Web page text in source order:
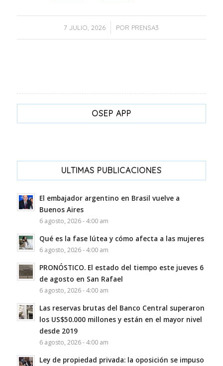
7 JULIO, 2026
/ POR PRENSA3
OSEP APP
ULTIMAS PUBLICACIONES
El embajador argentino en Brasil vuelve a
Buenos Aires
6 agosto, 2026 - 4:00 am
Qué es la fase lútea y cómo afecta a las mujeres
6 agosto, 2026 - 4:00 am
PRONÓSTICO. El estado del tiempo este jueves 6
de agosto en San Rafael
6 agosto, 2026 - 4:00 am
Las reservas brutas del Banco Central superaron
los US$50.000 millones y están en el mayor nivel
desde 2019
6 agosto, 2026 - 4:00 am
Ley de propiedad privada: la oposición se impuso